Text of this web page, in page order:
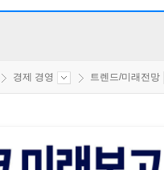
경제 경영 트렌드/미래전망